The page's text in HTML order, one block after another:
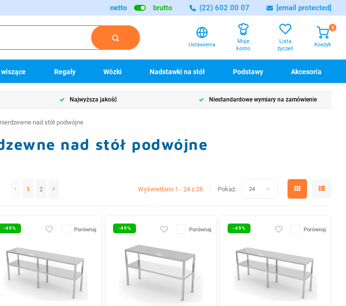
netto brutto (22) 602 00 07 [email protected]
Ustawienia
Moje
konto
Lista
życzeń
Koszyk
0
wiszące Regały Wózki Nadstawki na stół Podstawy Akcesoria
Najwyższa jakość Niestandardowe wymiary na zamówienie
nad stół podwójne
nad stół podwójne
1 2 Wyświetlono 1 - 24 z 28 Pokaż: 24
-49% Porównaj -49% Porównaj -49% Porównaj